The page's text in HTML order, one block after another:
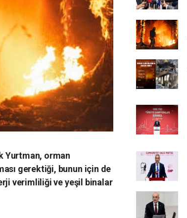
Yurtman, orman
gerektiği, bunun için de
verimliliği ve yeşil binalar